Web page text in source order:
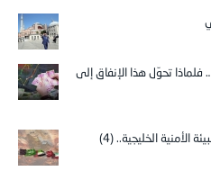
فلماذا تحوّل هذا الإنفاق إلى
الأمنية الخليجية.. (4)